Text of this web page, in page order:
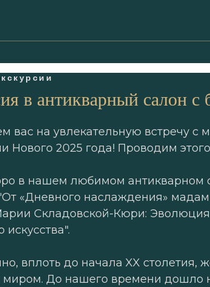
в антикварный салон с
вас на увлекательную встречу с
Нового 2025 года! Проводим
в нашем любимом антикварном
«Дневного наслаждения»
Складовской-Кюри: Эволюция
искусства".
вплоть до начала XX столетия,
До нашего времени дошло